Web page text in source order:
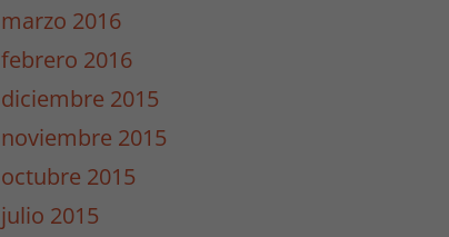
marzo 2016
febrero 2016
diciembre 2015
noviembre 2015
octubre 2015
julio 2015